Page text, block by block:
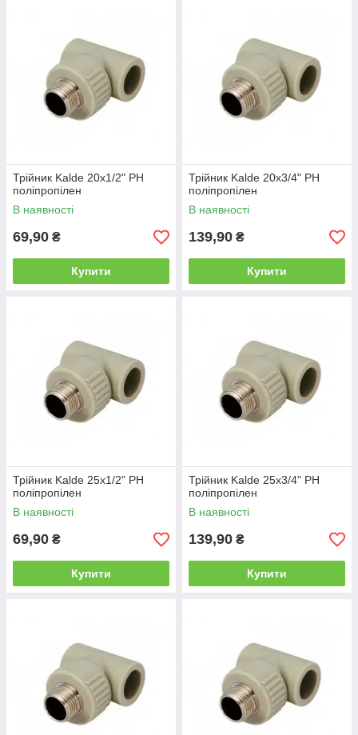
Трійник Kalde 20х1/2" РН
поліпропілен
В наявності
69,90 ₴
Купити
Трійник Kalde 20х3/4" РН
поліпропілен
В наявності
139,90 ₴
Купити
Трійник Kalde 25х1/2" РН
поліпропілен
В наявності
69,90 ₴
Купити
Трійник Kalde 25х3/4" РН
поліпропілен
В наявності
139,90 ₴
Купити